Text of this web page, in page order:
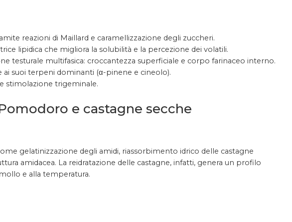
reazioni di Maillard e caramellizzazione degli zuccheri.
lipidica che migliora la solubilità e la percezione dei volatili.
testurale multifasica: croccantezza superficiale e corpo farinaceo interno.
suoi terpeni dominanti (α-pinene e cineolo).
stimolazione trigeminale.
e castagne secche
gelatinizzazione degli amidi, riassorbimento idrico delle castagne
amidacea. La reidratazione delle castagne, infatti, genera un profilo
e alla temperatura.